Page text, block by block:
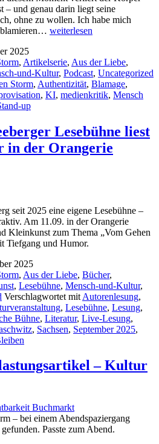
– und genau darin liegt seine
ohne zu wollen. Ich habe mich
blamieren… Die
Lachens
weiterlesen
2025
, Artikelserie, Aus der Liebe,
und-Kultur, Podcast, Uncategorized
Storm, Authentizität, Blamage,
, KI, medienkritik, Mensch
up
Lesebühne liest
in der Orangerie
seit 2025 eine eigene Lesebühne –
Am 11.09. in der Orangerie
Kleinkunst zum Thema „Vom Gehen
Tiefgang und Humor.
2025
, Aus der Liebe, Bücher,
, Lesebühne, Mensch-und-Kultur,
Verschlagwortet mit Autorenlesung,
, Lesebühne, Lesung,
Bühne, Literatur, Live-Lesung,
, Sachsen, September 2025,
– Kultur
– bei einem Abendspaziergang
Passte zum Abend.